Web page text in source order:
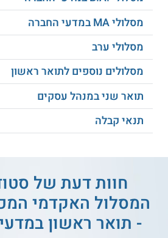
אי שוויון בישראל.
פסיכולוגיה חברתית.
תהליכים קוגניטיביים.
שיווק והתנהגות צרכנים.
היסודות הביולוגיים של
ועוד.
מה הם תנאי הקבלה?
תנאי הקבלה למדעי ההתנהגותהינם:
ממוצע בגרויות משוקלל 85 ומעלה.
ומעלה, ועמידה בציון
או - תואר ראשון ממוסד
או - קבלה למכינת שחקים
בהצלחה.
מסלולי MA במדעי החברה
מסלולי ערב
מסלולים נוספים לתואר ראשון
תואר שני במנהל עסקים
תנאי קבלה
חוות דעת של
המסלול האקדמי
- תואר ראשון